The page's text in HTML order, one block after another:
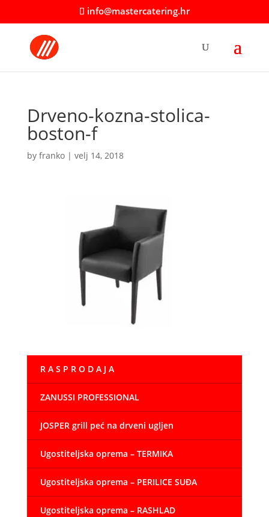
info@mastercatering.hr
Drveno-kozna-stolica-
boston-f
by franko| velj 14, 2018
R A S P R O D A J A
ZANUSSI PROFESSIONAL
JOSPER grill peć na drveni ugljen
Ugostiteljska oprema – TERMIKA
Ugostiteljska oprema – PERILICE SUĐA
Ugostiteljska oprema – RASHLAD